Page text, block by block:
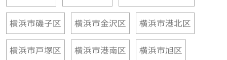
横浜市磯子区 横浜市金沢区 横浜市港北区
横浜市戸塚区 横浜市港南区 横浜市旭区